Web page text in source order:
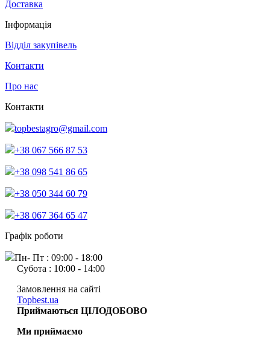
Доставка
Інформація
Відділ закупівель
Контакти
Про нас
Контакти
topbestagro@gmail.com
+38 067 566 87 53
+38 098 541 86 65
+38 050 344 60 79
+38 067 364 65 47
Графік роботи
Пн- Пт : 09:00 - 18:00
Субота : 10:00 - 14:00
Замовлення на сайті
Topbest.ua
Приймаються ЦІЛОДОБОВО
Ми приймаємо